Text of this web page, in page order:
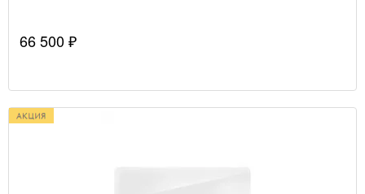
66 500 ₽